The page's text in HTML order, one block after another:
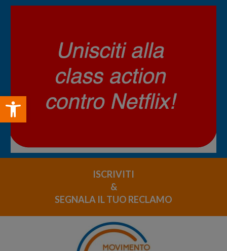
Open toolbar
ISCRIVITI
&
SEGNALA IL TUO RECLAMO